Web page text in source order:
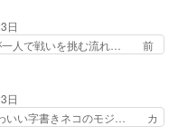
近のアニ… 東山朱莉
こんなに可憐で可愛い泣
！現場も楽しかっ… 第３話
聴しました。視… ローデン
れたアーク一行… 1期に引き
せていただけ… 1期の頃から
いが、… 今週もありがとう
クな… 時計台に登ってるの
配…
日
一人で戦いを挑む流れ… 前
た鏡の生い立ち。… 勇者た
ける、鏡を信じ… 勇者パー
！？会話が通じ… 鏡の過去、
なりました…… 最初、勇者パ
日
わいい字書きネコのモジ… カ